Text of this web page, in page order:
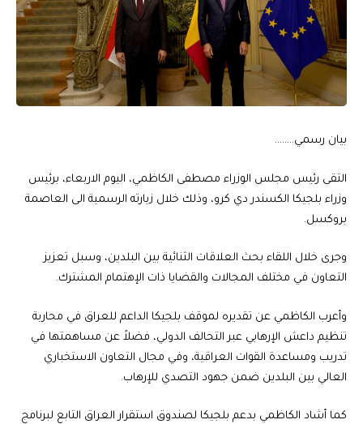
بيان رسمي……..
التقى رئيس مجلس الوزراء مصطفى الكاظمي، اليوم الاربعاء، برئيس
وزراء بلجيكا الكسندر دي كرو، وذلك خلال زيارته الرسمية الى العاصمة
بروكسل.
وجرى خلال اللقاء بحث العلاقات الثنائية بين البلدين، وسبل تعزيز
التعاون في مختلف المجالات والقضايا ذات الإهتمام المشترك.
وأعرب الكاظمي عن تقديره لموقف بلجيكا الداعم للعراق في محاربة
تنظيم داعش الإرهابي عبر التحالف الدولي، فضلاً عن مساهمتها في
تدريب ومساعدة القوات العراقية، وفي مجال التعاون الاستخباري
العالي بين البلدين ضمن جهود التصدي للإرهاب.
كما أشاد الكاظمي بدعم بلجيكا لصندوق استقرار العراق التابع لبرنامج